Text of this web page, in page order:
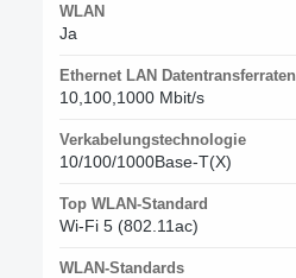
WLAN
Ja
Ethernet LAN Datentransferraten
10,100,1000 Mbit/s
Verkabelungstechnologie
10/100/1000Base-T(X)
Top WLAN-Standard
Wi-Fi 5 (802.11ac)
WLAN-Standards